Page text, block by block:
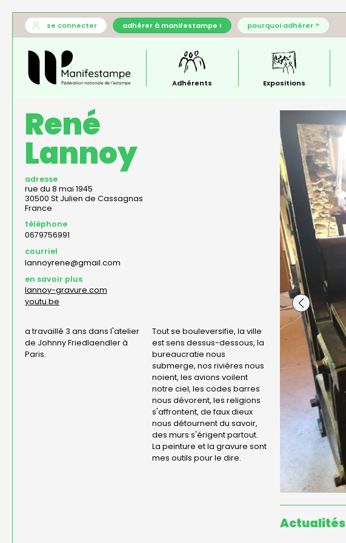
Aller
principal
User
account
menu
se connecter adhérer à manifestampe ! pourquoi adhérer ?
—
menu
principal
Adhérents Expositions
René
Lannoy
adresse
rue du 8 mai 1945
30500 St Julien de Cassagnas
France
téléphone
0679756991
courriel
lannoyrene@gmail.com
en savoir plus
lannoy-gravure.com
youtu.be
a travaillé 3 ans dans l'atelier
de Johnny Friedlaendler à
Paris.
Tout se bouleversifie, la ville
est sens dessus-dessous, la
bureaucratie nous
submerge, nos rivières nous
noient, les avions voilent
notre ciel, les codes barres
nous dévorent, les religions
s'affrontent, de faux dieux
nous détournent du savoir,
des murs s'érigent partout.
La peinture et la gravure sont
mes outils pour le dire.
Actualités